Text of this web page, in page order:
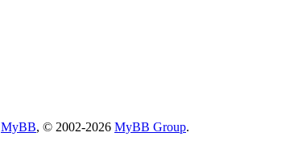
MyBB, © 2002-2026 MyBB Group.